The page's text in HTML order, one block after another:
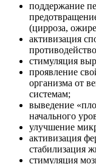
поддержание
(цирроза,
активизация
стимуляция
проявление
организма от
системам;
выведение
начального
улучшение
активизация
стабилизация
стимуляция